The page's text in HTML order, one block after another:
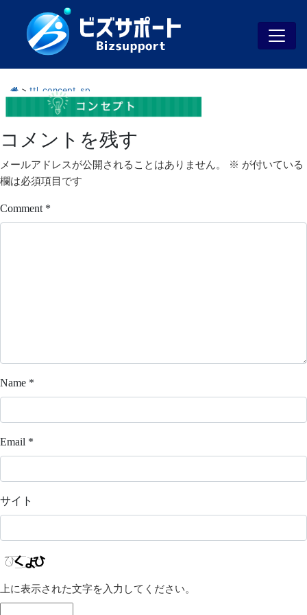
> ttl_concept_sp
コメントを残す
メールアドレスが公開されることはありません。 ※ が付いている
欄は必須項目です
Comment *
Name *
Email *
サイト
上に表示された文字を入力してください。